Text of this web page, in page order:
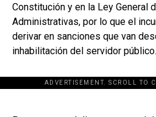
Constitución y en la Ley General
Administrativas, por lo que el
derivar en sanciones que van
inhabilitación del servidor público.
ADVERTISEMENT. SCROLL TO
[adsforwp